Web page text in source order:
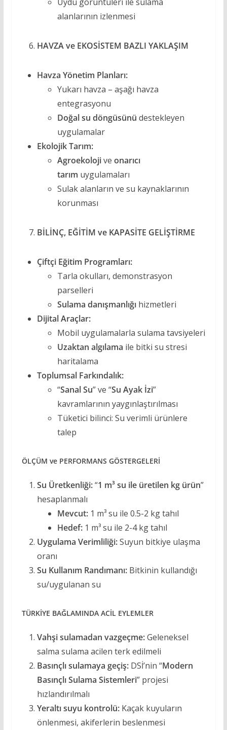
alanlarının izlenmesi
HAVZA ve EKOSİSTEM BAZLI YAKLAŞIM
Havza Yönetim Planları:
Yukarı havza – aşağı havza
entegrasyonu
Doğal su döngüsünü destekleyen
uygulamalar
Ekolojik Tarım:
Agroekolojive onarıcı
tarım uygulamaları
Sulak alanların ve su kaynaklarının
korunması
BİLİNÇ, EĞİTİM ve KAPASİTE GELİŞTİRME
Çiftçi Eğitim Programları:
Tarla okulları, demonstrasyon
parselleri
Sulama danışmanlığıhizmetleri
Dijital Araçlar:
Mobil uygulamalarla sulama tavsiyeleri
Uzaktan algılama ile bitki su stresi
haritalama
Toplumsal Farkındalık:
“Sanal Su” ve “Su Ayak İzi”
kavramlarının yaygınlaştırılması
Tüketici bilinci: Su verimli ürünlere
talep
ÖLÇÜM ve PERFORMANS GÖSTERGELERİ
Su Üretkenliği:“1 m³ su ile üretilen kg ürün”
hesaplanmalı
Mevcut:1 m³ su ile 0.5-2 kg tahıl
Hedef:1 m³ su ile 2-4 kg tahıl
Uygulama Verimliliği:Suyun bitkiye ulaşma
oranı
Su Kullanım Randımanı:Bitkinin kullandığı
su/uygulanan su
TÜRKİYE BAĞLAMINDA ACİL EYLEMLER
Vahşi sulamadan vazgeçme:Geleneksel
salma sulama acilen terk edilmeli
Basınçlı sulamaya geçiş:DSİ’nin “Modern
Basınçlı Sulama Sistemleri” projesi
hızlandırılmalı
Yeraltı suyu kontrolü:Kaçak kuyuların
önlenmesi, akiferlerin beslenmesi